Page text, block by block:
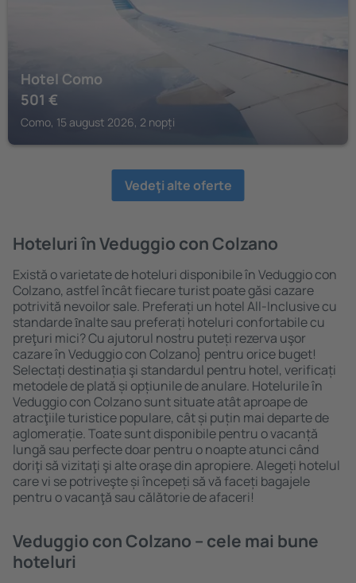
Hotel Como
501 €
Como, 15 august 2026, 2 nopți
Vedeţi alte oferte
Hoteluri în Veduggio con Colzano
Există o varietate de hoteluri disponibile în Veduggio con
Colzano, astfel încât fiecare turist poate găsi cazare
potrivită nevoilor sale. Preferați un hotel All-Inclusive cu
standarde ȋnalte sau preferați hoteluri confortabile cu
preţuri mici? Cu ajutorul nostru puteți rezerva uşor
cazare în Veduggio con Colzano} pentru orice buget!
Selectați destinația şi standardul pentru hotel, verificați
metodele de plată și opțiunile de anulare. Hotelurile în
Veduggio con Colzano sunt situate atât aproape de
atracţiile turistice populare, cât și puțin mai departe de
aglomerație. Toate sunt disponibile pentru o vacanță
lungă sau perfecte doar pentru o noapte atunci când
doriţi să vizitaţi şi alte oraşe din apropiere. Alegeți hotelul
care vi se potriveşte și începeți să vă faceți bagajele
pentru o vacanţă sau călătorie de afaceri!
Veduggio con Colzano – cele mai bune
hoteluri